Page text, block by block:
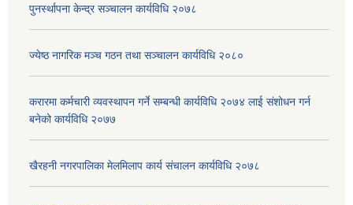
पुनर्स्थापना केन्द्र सञ्चालन कार्यविधि २०७८
ज्येष्ठ नागरिक मञ्च गठन तथा सञ्चालन कार्यविधि २०८०
करारमा कर्मचारी व्यवस्थापन गर्ने सम्बन्धी कार्यविधि २०७४ लाई संशोधन गर्न
बनेको कार्यविधि २०७७
खैरहनी नगरपालिका मेलमिलाप कार्य संचालन कार्यविधि २०७८